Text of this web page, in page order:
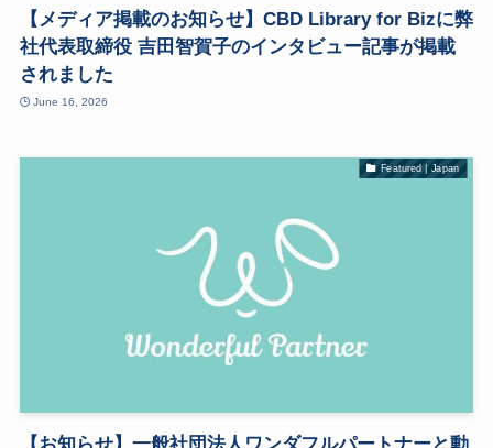
【メディア掲載のお知らせ】CBD Library for Bizに弊
社代表取締役 吉田智賀子のインタビュー記事が掲載
されました
June 16, 2026
Featured | Japan